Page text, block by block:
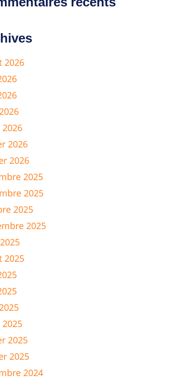
2026
2026
2026
2025
2025
2025
2025
2025
2025
2025
2024